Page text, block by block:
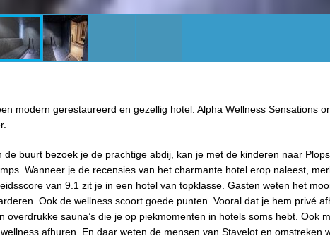
modern gerestaureerd en gezellig hotel. Alpha Wellness Sensations
buurt bezoek je de prachtige abdij, kan je met de kinderen naar
Wanneer je de recensies van het charmante hotel erop naleest,
van 9.1 zit je in een hotel van topklasse. Gasten weten het
Ook de wellness scoort goede punten. Vooral dat je hem privé
sauna’s die je op piekmomenten in hotels soms hebt. Ook
afhuren. En daar weten de mensen van Stavelot en omstreken